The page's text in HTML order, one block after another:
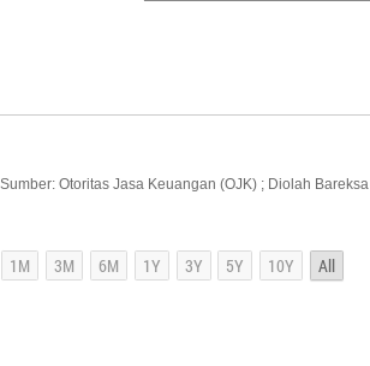
Sumber: Otoritas Jasa Keuangan (OJK) ; Diolah Bareksa